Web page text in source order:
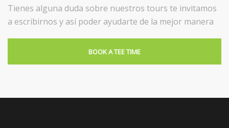
Tienes alguna duda sobre nuestros tours te invitamos
a escribirnos y así poder ayudarte de la mejor manera
BOOK A TEE TIME